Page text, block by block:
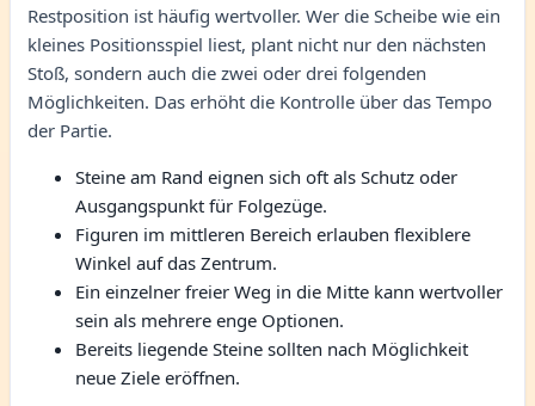
Restposition ist häufig wertvoller. Wer die Scheibe wie ein
kleines Positionsspiel liest, plant nicht nur den nächsten
Stoß, sondern auch die zwei oder drei folgenden
Möglichkeiten. Das erhöht die Kontrolle über das Tempo
der Partie.
Steine am Rand eignen sich oft als Schutz oder
Ausgangspunkt für Folgezüge.
Figuren im mittleren Bereich erlauben flexiblere
Winkel auf das Zentrum.
Ein einzelner freier Weg in die Mitte kann wertvoller
sein als mehrere enge Optionen.
Bereits liegende Steine sollten nach Möglichkeit
neue Ziele eröffnen.